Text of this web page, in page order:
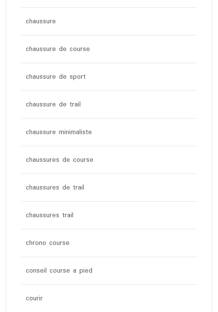
chaussure
chaussure de course
chaussure de sport
chaussure de trail
chaussure minimaliste
chaussures de course
chaussures de trail
chaussures trail
chrono course
conseil course a pied
courir